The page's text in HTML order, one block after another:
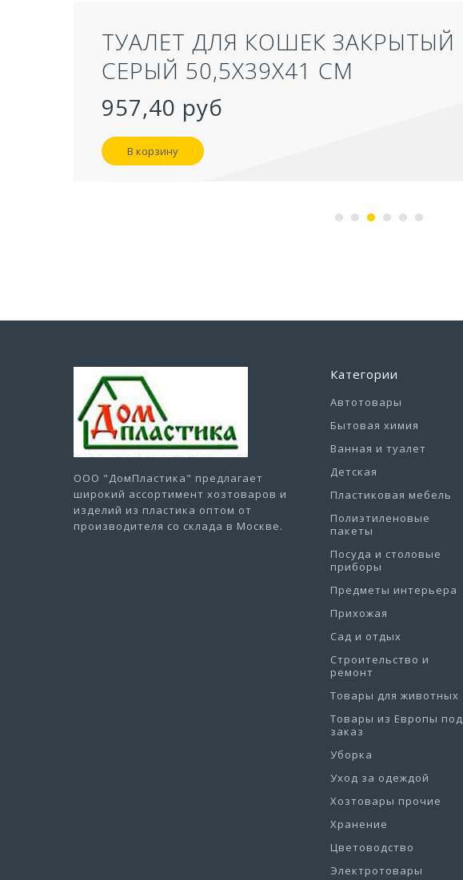
ТУАЛЕТ ДЛЯ КОШЕК ЗАКРЫТЫЙ
СЕРЫЙ 50,5Х39Х41 СМ
957,40 руб
В корзину
ООО "ДомПластика" предлагает
широкий ассортимент хозтоваров и
изделий из пластика оптом от
производителя со склада в Москве.
Категории
Автотовары
Бытовая химия
Ванная и туалет
Детская
Пластиковая мебель
Полиэтиленовые
пакеты
Посуда и столовые
приборы
Предметы интерьера
Прихожая
Сад и отдых
Строительство и
ремонт
Товары для животных
Товары из Европы под
заказ
Уборка
Уход за одеждой
Хозтовары прочие
Хранение
Цветоводство
Электротовары